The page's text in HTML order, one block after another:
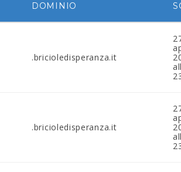
DOMINIO
.bricioledisperanza.it
.bricioledisperanza.it